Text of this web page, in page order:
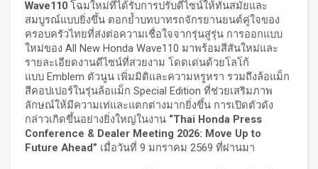
Wave110 โฉมใหม่ที่ได้รับการปรับดีไซน์ให้ทันสมัยและ
สมบูรณ์แบบยิ่งขึ้น ตอกย้ำบทบาทรถจักรยานยนต์คู่ใจของ
ครอบครัวไทยที่ส่งต่อความเชื่อใจจากรุ่นสู่รุ่น การออกแบบ
ใหม่ของ All New Honda Wave110 มาพร้อมสีสันใหม่และ
รายละเอียดงานดีไซน์ที่สวยงาม โดดเด่นด้วยโลโก้
แบบ Emblem ตัวนูน เพิ่มมิติและความหรูหรา รวมถึงล้อแม็ก
สีคอปเปอร์ในรุ่นล้อแม็ก Special Edition ที่ช่วยเสริมภาพ
ลักษณ์ให้มีความเท่และแตกต่างมากยิ่งขึ้น การเปิดตัวดัง
กล่าวเกิดขึ้นอย่างยิ่งใหญ่ในงาน “Thai Honda Press
Conference & Dealer Meeting 2026: Move Up to
Future Ahead” เมื่อวันที่ 9 มกราคม 2569 ที่ผ่านมา